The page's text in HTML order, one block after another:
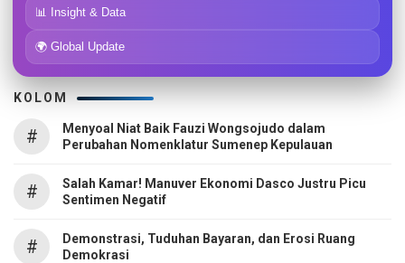
📊 Insight & Data
🌍 Global Update
KOLOM
#
Menyoal Niat Baik Fauzi Wongsojudo dalam
Perubahan Nomenklatur Sumenep Kepulauan
#
Salah Kamar! Manuver Ekonomi Dasco Justru Picu
Sentimen Negatif
#
Demonstrasi, Tuduhan Bayaran, dan Erosi Ruang
Demokrasi